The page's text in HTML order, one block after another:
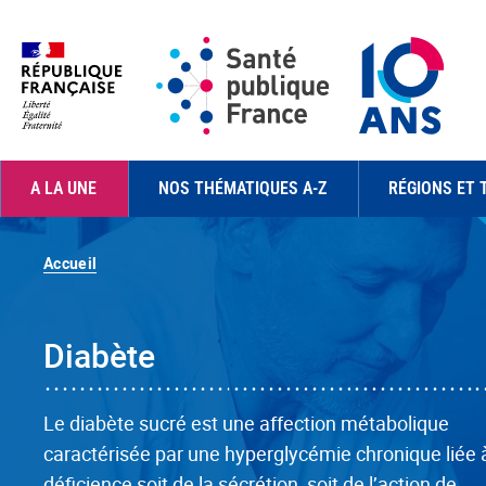
A LA UNE NOS THÉMATIQUES A-Z RÉGIONS ET
Accueil
Diabète
Le diabète sucré est une affection métabolique
caractérisée par une hyperglycémie chronique liée